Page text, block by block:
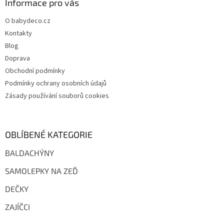
Informace pro vás
O babydeco.cz
Kontakty
Blog
Doprava
Obchodní podmínky
Podmínky ochrany osobních údajů
Zásady používání souborů cookies
OBLÍBENÉ KATEGORIE
BALDACHÝNY
SAMOLEPKY NA ZEĎ
DEČKY
ZAJÍČCI